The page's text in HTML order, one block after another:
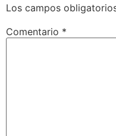
Los campos
Comentario *